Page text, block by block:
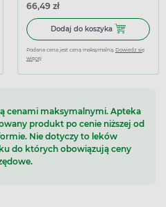
Floslek Pharma, żel z aloesem do skóry
66,49 zł
Dodaj do koszyka Dodaj do
Podana cena jest ceną maksymalną. Dowiedz się
więcej
cenami maksymalnymi. Apteka
produkt po cenie niższej od
Nie dotyczy to leków
do których obowiązują ceny